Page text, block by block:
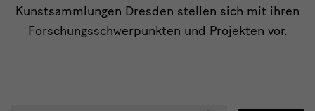
Kunstsammlungen Dresden stellen sich mit ihren
Forschungsschwerpunkten und Projekten vor.